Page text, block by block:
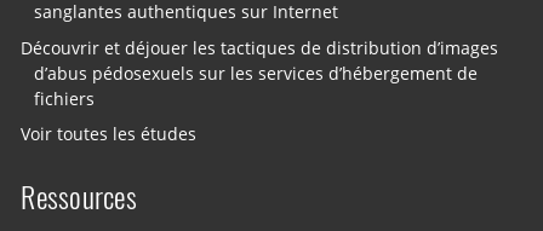
sanglantes authentiques sur Internet
Découvrir et déjouer les tactiques de distribution d’images
d’abus pédosexuels sur les services d’hébergement de
fichiers
Voir toutes les études
Ressources